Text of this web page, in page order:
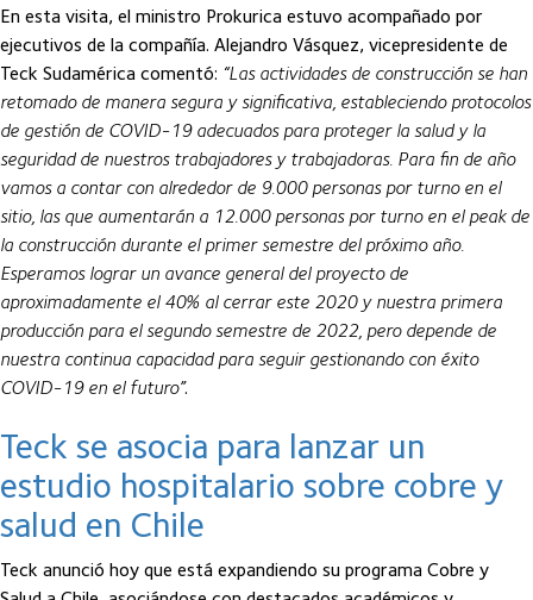
En esta visita, el ministro Prokurica estuvo acompañado por
ejecutivos de la compañía. Alejandro Vásquez, vicepresidente de
Teck Sudamérica comentó: “Las actividades de construcción se han
retomado de manera segura y significativa, estableciendo protocolos
de gestión de COVID-19 adecuados para proteger la salud y la
seguridad de nuestros trabajadores y trabajadoras. Para fin de año
vamos a contar con alrededor de 9.000 personas por turno en el
sitio, las que aumentarán a 12.000 personas por turno en el peak de
la construcción durante el primer semestre del próximo año.
Esperamos lograr un avance general del proyecto de
aproximadamente el 40% al cerrar este 2020 y nuestra primera
producción para el segundo semestre de 2022, pero depende de
nuestra continua capacidad para seguir gestionando con éxito
COVID-19 en el futuro”.
Teck se asocia para lanzar un
estudio hospitalario sobre cobre y
salud en Chile
Teck anunció hoy que está expandiendo su programa Cobre y